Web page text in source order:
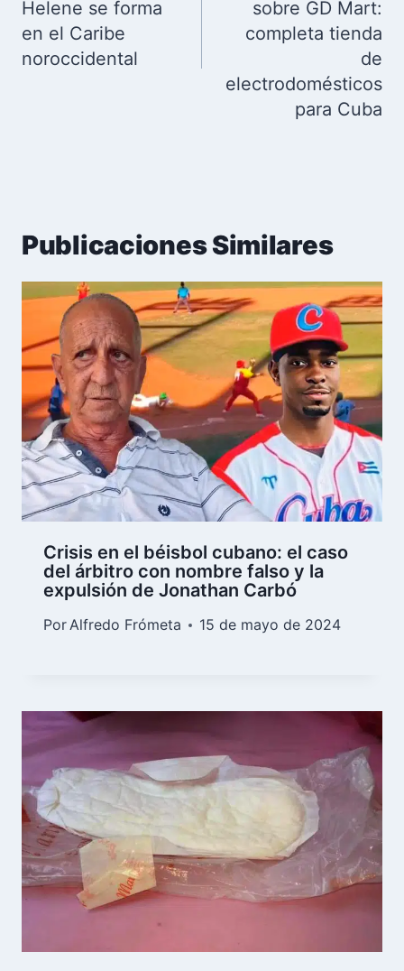
Helene se forma
en el Caribe
noroccidental
sobre GD Mart:
completa tienda
de
electrodomésticos
para Cuba
Publicaciones Similares
Crisis en el béisbol cubano: el caso
del árbitro con nombre falso y la
expulsión de Jonathan Carbó
PorAlfredo Frómeta 15 de mayo de 2024